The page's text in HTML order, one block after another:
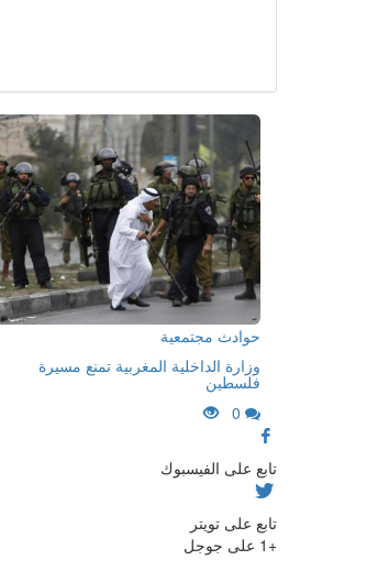
حوادث مجتمعية
وزارة الداخلية المغربية تمنع مسيرة
فلسطين
تابع على الفيسبوك
تابع على تويتر
+1 على جوجل